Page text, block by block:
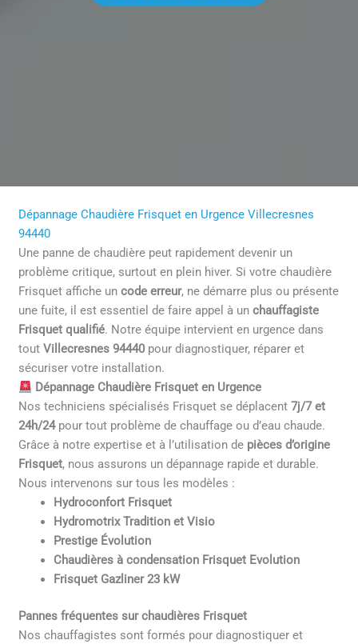
Dépannage Chaudière Frisquet en Urgence Villecresnes
94440
Une panne de chaudière peut rapidement devenir un
problème critique, surtout en plein hiver. Si votre chaudière
Frisquet affiche uncode erreur, ne démarre plus ou présente
une fuite, il est essentiel de faire appel à unchauffagiste
Frisquet qualifié. Notre équipe intervient en urgence dans
toutVillecresnes 94440 pour diagnostiquer, réparer et
sécuriser votre installation.
Dépannage Chaudière Frisquet en Urgence
Nos techniciens spécialisés Frisquet se déplacent7j/7 et
24h/24pour tout problème de chauffage ou d’eau chaude.
Grâce à notre expertise et à l’utilisation de pièces d’origine
Frisquet, nous assurons un dépannage rapide et durable.
Nous intervenons sur tous les modèles :
Hydroconfort Frisquet
Hydromotrix Tradition et Visio
Prestige Évolution
Chaudières à condensation Frisquet Evolution
Frisquet Gazliner 23 kW
Pannes fréquentes sur chaudières Frisquet
Nos chauffagistes sont formés pour diagnostiquer et